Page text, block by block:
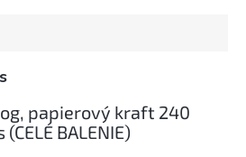
papierový kraft 240
BALENIE)